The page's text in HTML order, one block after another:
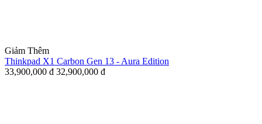
Giảm Thêm
Thinkpad X1 Carbon Gen 13 - Aura Edition
33,900,000 đ 32,900,000 đ